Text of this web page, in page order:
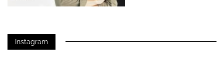
Instagram